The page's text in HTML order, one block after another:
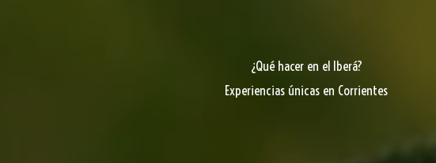
¿Qué hacer en el Iberá?
Experiencias únicas en Corrientes